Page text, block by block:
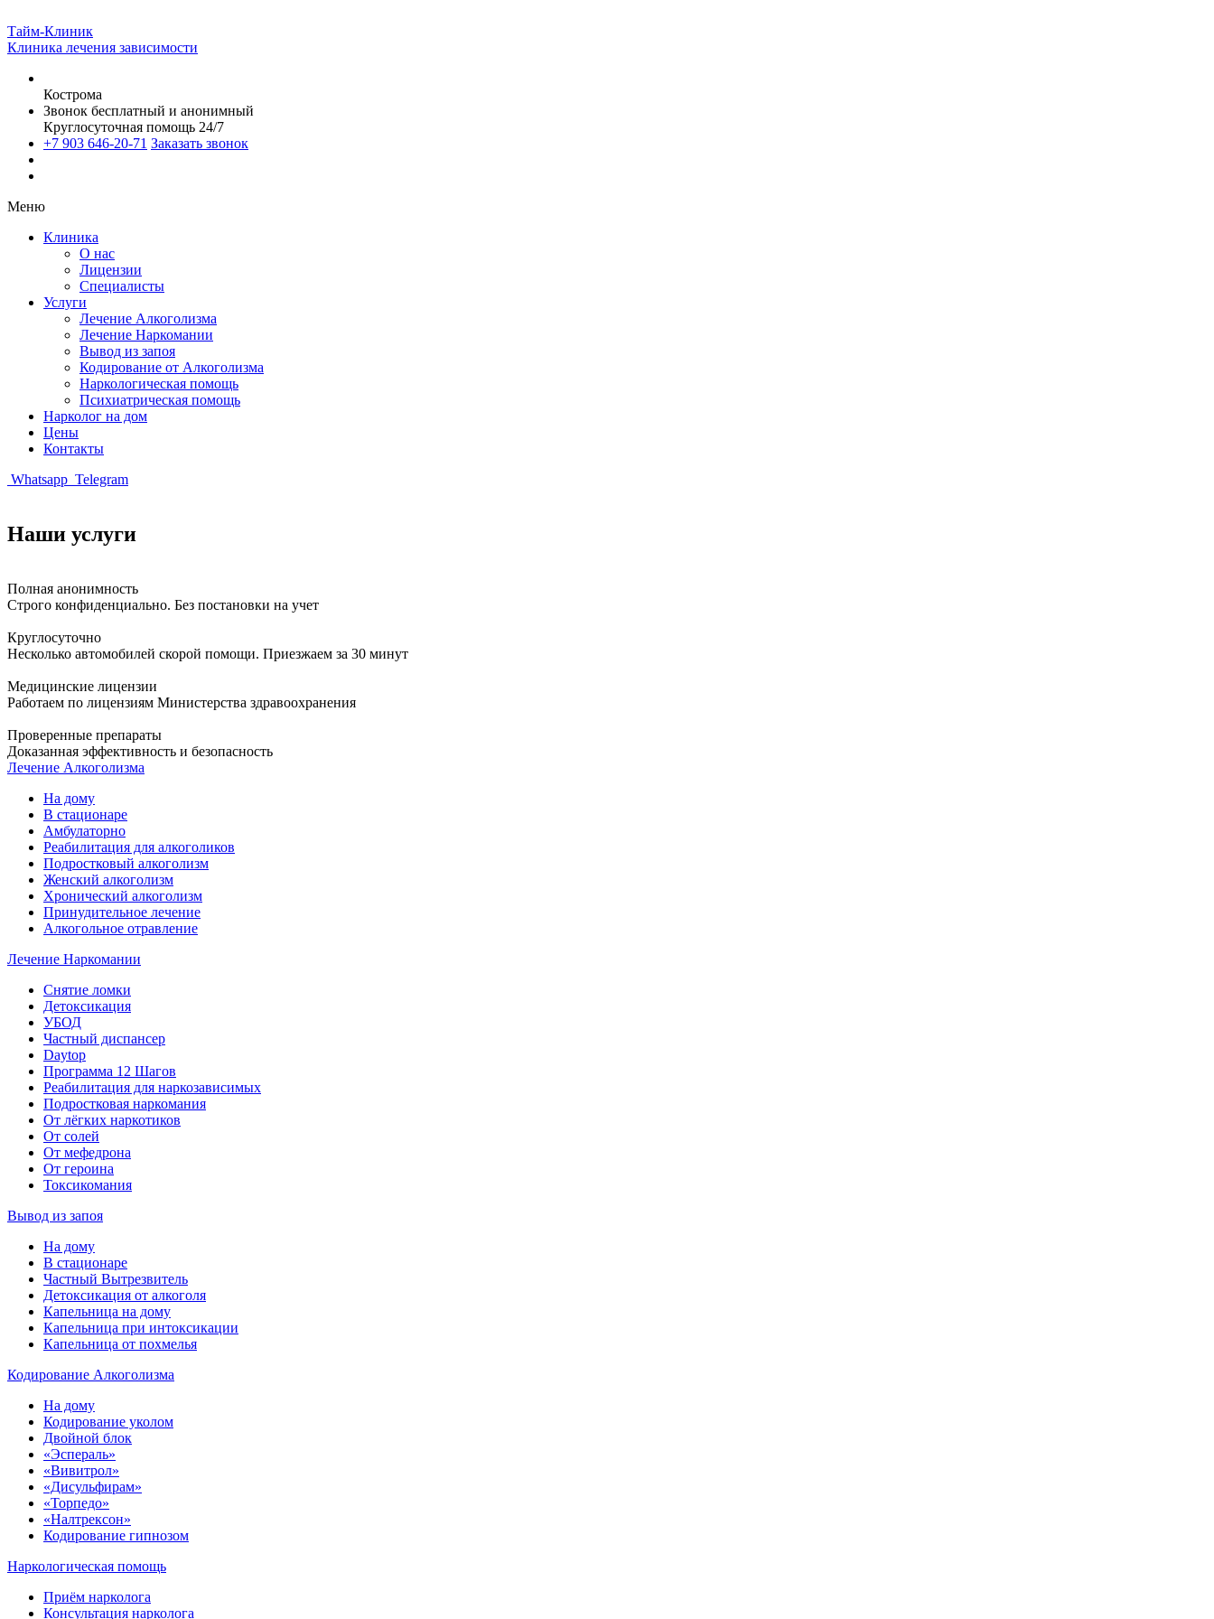
Тайм-Клиник
Клиника лечения зависимости
Кострома
Звонок бесплатный и анонимный
Круглосуточная помощь 24/7
+7 903 646-20-71 Заказать звонок
Меню
Клиника
О нас
Лицензии
Специалисты
Услуги
Лечение Алкоголизма
Лечение Наркомании
Вывод из запоя
Кодирование от Алкоголизма
Наркологическая помощь
Психиатрическая помощь
Нарколог на дом
Цены
Контакты
Whatsapp Telegram
Наши услуги
Полная анонимность
Строго конфиденциально. Без постановки на учет
Круглосуточно
Несколько автомобилей скорой помощи. Приезжаем за 30 минут
Медицинские лицензии
Работаем по лицензиям Министерства здравоохранения
Проверенные препараты
Доказанная эффективность и безопасность
Лечение Алкоголизма
На дому
В стационаре
Амбулаторно
Реабилитация для алкоголиков
Подростковый алкоголизм
Женский алкоголизм
Хронический алкоголизм
Принудительное лечение
Алкогольное отравление
Лечение Наркомании
Снятие ломки
Детоксикация
УБОД
Частный диспансер
Daytop
Программа 12 Шагов
Реабилитация для наркозависимых
Подростковая наркомания
От лёгких наркотиков
От солей
От мефедрона
От героина
Токсикомания
Вывод из запоя
На дому
В стационаре
Частный Вытрезвитель
Детоксикация от алкоголя
Капельница на дому
Капельница при интоксикации
Капельница от похмелья
Кодирование Алкоголизма
На дому
Кодирование уколом
Двойной блок
«Эспераль»
«Вивитрол»
«Дисульфирам»
«Торпедо»
«Налтрексон»
Кодирование гипнозом
Наркологическая помощь
Приём нарколога
Консультация нарколога